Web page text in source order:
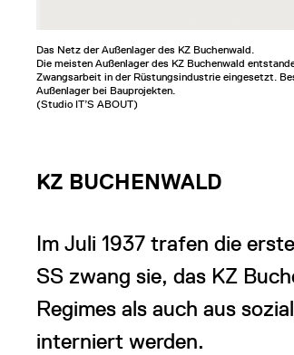
Das Netz der Außenlager des KZ Buchenwald.
Die meisten Außenlager des KZ Buchenwald
Zwangsarbeit in der Rüstungsindustrie eingesetzt.
Außenlager bei Bauprojekten.
(Studio IT’S ABOUT)
KZ BUCHENWALD
Im Juli 1937 trafen die
SS zwang sie, das KZ
Regimes als auch aus
interniert werden.